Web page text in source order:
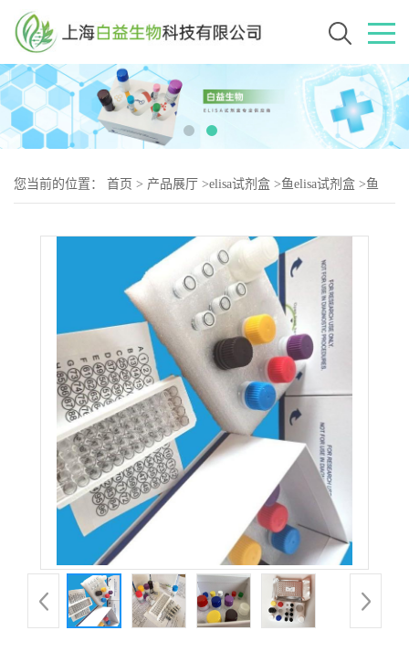
您当前的位置： 首页 > 产品展厅 >elisa试剂盒 >鱼elisa试剂盒 >鱼